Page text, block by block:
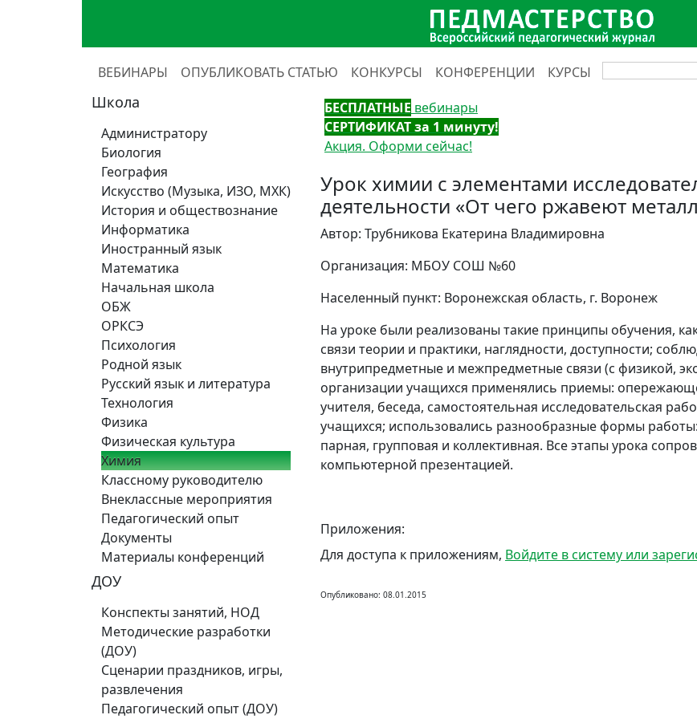
ВЕБИНАРЫ ОПУБЛИКОВАТЬ СТАТЬЮ КОНКУРСЫ КОНФЕРЕНЦИИ КУРСЫ
Школа
Администратору
Биология
География
Искусство (Музыка, ИЗО, МХК)
История и обществознание
Информатика
Иностранный язык
Математика
Начальная школа
ОБЖ
ОРКСЭ
Психология
Родной язык
Русский язык и литература
Технология
Физика
Физическая культура
Химия
Классному руководителю
Внеклассные мероприятия
Педагогический опыт
Документы
Материалы конференций
ДОУ
Конспекты занятий, НОД
Методические разработки
(ДОУ)
Сценарии праздников, игры,
развлечения
Педагогический опыт (ДОУ)
БЕСПЛАТНЫЕ вебинары
СЕРТИФИКАТ за 1 минуту!
Акция. Оформи сейчас!
Урок химии с элементами
деятельности «От чего ржавеют
Автор: Трубникова Екатерина Владимировна
Организация: МБОУ СОШ №60
Населенный пункт: Воронежская область, г. Воронеж
На уроке были реализованы такие принципы обучения,
связи теории и практики, наглядности, доступности;
внутрипредметные и межпредметные связи (с физикой,
организации учащихся применялись приемы:
учителя, беседа, самостоятельная исследовательская
учащихся; использовались разнообразные формы
парная, групповая и коллективная. Все этапы урока
компьютерной презентацией.
Приложения:
Для доступа к приложениям, Войдите в систему или
Опубликовано: 08.01.2015